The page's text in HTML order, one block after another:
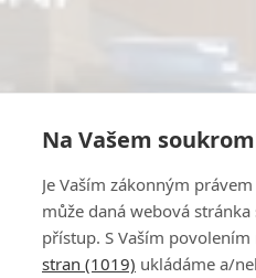
Na Vašem
Je Vaším zákonným
může daná webová
přístup. S Vaším povolením
stran (1019) ukládáme a/